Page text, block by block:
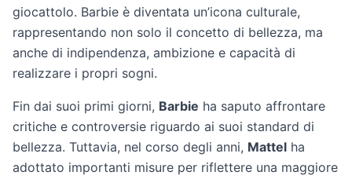
giocattolo. Barbie è diventata un’icona culturale,
rappresentando non solo il concetto di bellezza, ma
anche di indipendenza, ambizione e capacità di
realizzare i propri sogni.
Fin dai suoi primi giorni, Barbie ha saputo affrontare
critiche e controversie riguardo ai suoi standard di
bellezza. Tuttavia, nel corso degli anni, Mattel ha
adottato importanti misure per riflettere una maggiore